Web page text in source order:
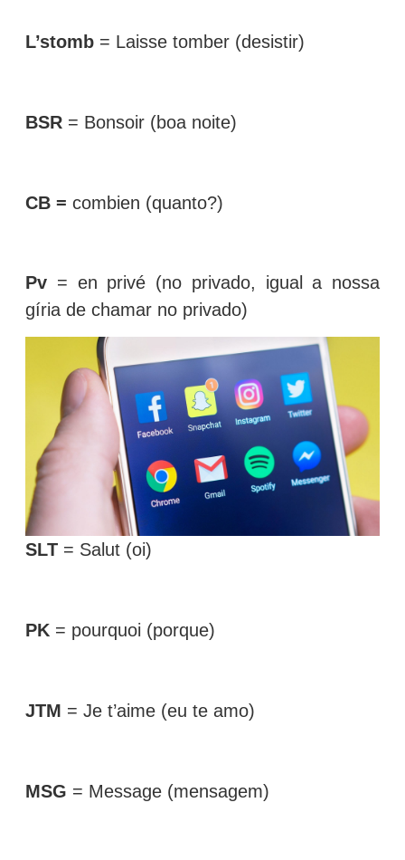
L’stomb = Laisse tomber (desistir)
BSR = Bonsoir (boa noite)
CB = combien (quanto?)
Pv = en privé (no privado, igual a nossa
gíria de chamar no privado)
SLT = Salut (oi)
PK = pourquoi (porque)
JTM = Je t’aime (eu te amo)
MSG = Message (mensagem)